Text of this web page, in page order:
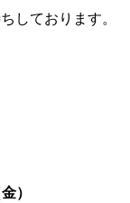
しております。
）